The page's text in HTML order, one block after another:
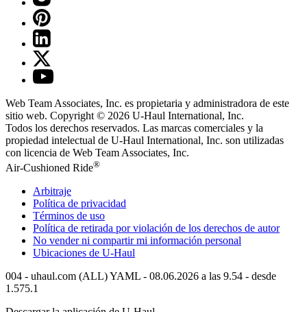
Web Team Associates, Inc. es propietaria y administradora de este
sitio web. Copyright © 2026 U-Haul International, Inc.
Todos los derechos reservados. Las marcas comerciales y la
propiedad intelectual de U-Haul International, Inc. son utilizadas
con licencia de Web Team Associates, Inc.
Air-Cushioned Ride®
Arbitraje
Política de privacidad
Términos de uso
Política de retirada por violación de los derechos de autor
No vender ni compartir mi información personal
Ubicaciones de U-Haul
004 - uhaul.com (ALL) YAML - 08.06.2026 a las 9.54 - desde
1.575.1